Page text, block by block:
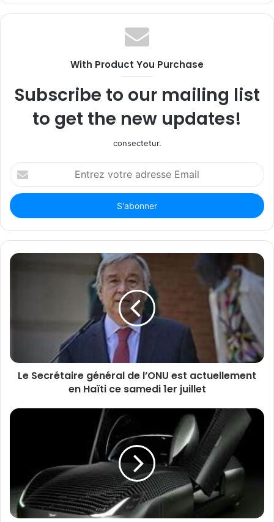
With Product You Purchase
Subscribe to our mailing list
to get the new updates!
consectetur.
Entrez
votre
adresse
Email
Le Secrétaire général de l’ONU est actuellement
en Haïti ce samedi 1er juillet